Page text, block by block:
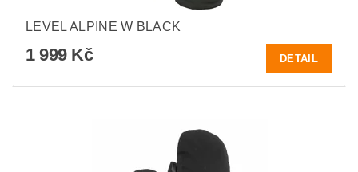
LEVEL ALPINE W BLACK
1 999 Kč DETAIL